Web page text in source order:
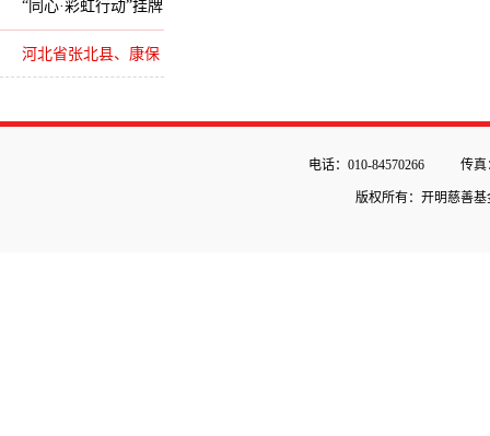
“同心·彩虹行动”挂牌
督战乡村教师培训
河北省张北县、康保
电话：010-84570266 传真
版权所有：开明慈善基